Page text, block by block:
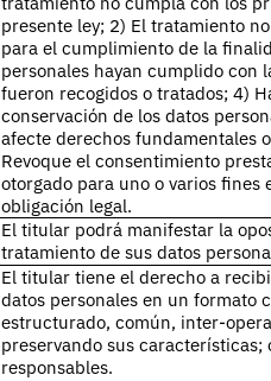
presente ley; 2) El tratamiento
para el cumplimiento de la
personales hayan cumplido con
fueron recogidos o tratados; 4)
conservación de los datos
afecte derechos fundamentales
Revoque el consentimiento
otorgado para uno o varios fines
obligación legal.
El titular podrá manifestar la
tratamiento de sus datos
El titular tiene el derecho a
datos personales en un formato
estructurado, común, inter-
preservando sus
responsables.